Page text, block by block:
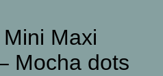
Maxi
Mocha dots